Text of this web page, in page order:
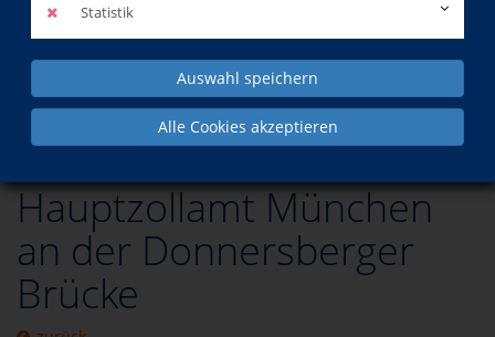
Statistik
Auswahl speichern
Alle Cookies akzeptieren
Gesellschaft
Reisen / Führungen / Exkursionen
Hauptzollamt München
an der Donnersberger
Brücke